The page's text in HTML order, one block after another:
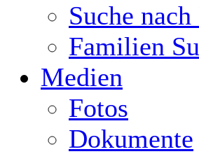
Suche
Familien
Medien
Fotos
Dokumente